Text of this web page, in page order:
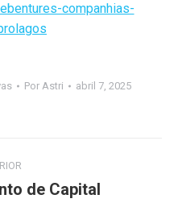
companhias-
Por Astri abril 7, 2025
de Capital